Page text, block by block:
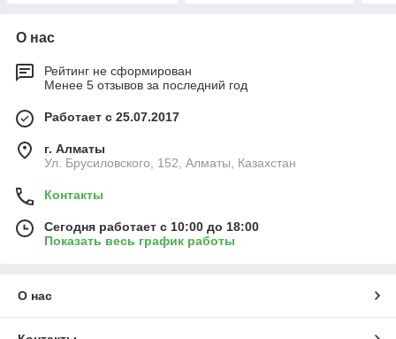
О нас
Рейтинг не сформирован
Менее 5 отзывов за последний год
Работает с 25.07.2017
г. Алматы
Ул. Брусиловского, 152, Алматы, Казахстан
Контакты
Сегодня работает с 10:00 до 18:00
Показать весь график работы
О нас